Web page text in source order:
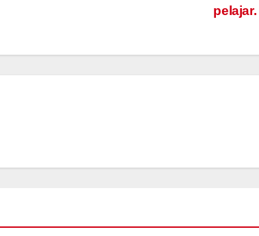
pelajar.